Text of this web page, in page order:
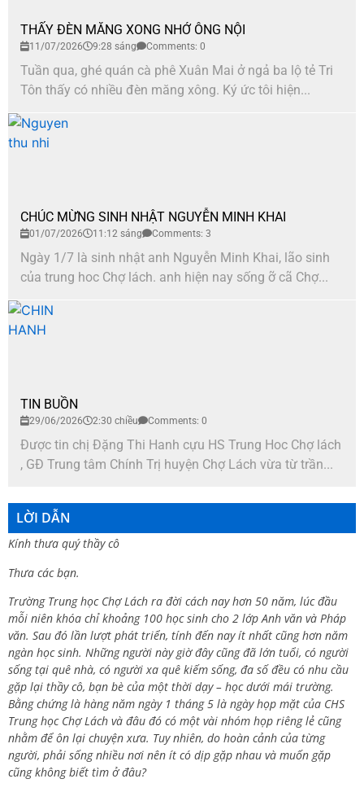
THẤY ĐÈN MĂNG XONG NHỚ ÔNG NỘI
11/07/2026 9:28 sáng Comments: 0
Tuần qua, ghé quán cà phê Xuân Mai ở ngả ba lộ tẻ Tri
Tôn thấy có nhiều đèn măng xông. Ký ức tôi hiện...
CHÚC MỪNG SINH NHẬT NGUYỄN MINH KHAI
01/07/2026 11:12 sáng Comments: 3
Ngày 1/7 là sinh nhật anh Nguyễn Minh Khai, lão sinh
của trung hoc Chợ lách. anh hiện nay sống ỡ cã Chợ...
TIN BUỒN
29/06/2026 2:30 chiều Comments: 0
Được tin chị Đặng Thi Hanh cựu HS Trung Hoc Chợ lách
, GĐ Trung tâm Chính Trị huyện Chợ Lách vừa từ trần...
LỜI DẪN
Kính thưa quý thầy cô
Thưa các bạn.
Trường Trung học Chợ Lách ra đời cách nay hơn 50 năm, lúc đầu
mỗi niên khóa chỉ khoảng 100 học sinh cho 2 lớp Anh văn và Pháp
văn. Sau đó lần lượt phát triển, tính đến nay ít nhất cũng hơn năm
ngàn học sinh. Những người này giờ đây cũng đã lớn tuổi, có người
sống tại quê nhà, có người xa quê kiếm sống, đa số đều có nhu cầu
gặp lại thầy cô, bạn bè của một thời dạy – học dưới mái trường.
Bằng chứng là hàng năm ngày 1 tháng 5 là ngày họp mặt của CHS
Trung học Chợ Lách và đâu đó có một vài nhóm họp riêng lẻ cũng
nhằm để ôn lại chuyện xưa. Tuy nhiên, do hoàn cảnh của từng
người, phải sống nhiều nơi nên ít có dịp gặp nhau và muốn gặp
cũng không biết tìm ở đâu?